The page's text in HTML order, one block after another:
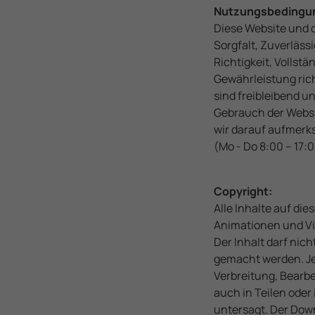
Diese Website
Sorgfalt,
Richtigkeit,
Gewährleistung
sind freibleibend
Gebrauch der
wir darauf
(Mo - Do 8:00 –
Copyright:
Alle Inhalte auf
Animationen und
Der Inhalt darf
gemacht werden.
Verbreitung,
auch in Teilen
untersagt. Der